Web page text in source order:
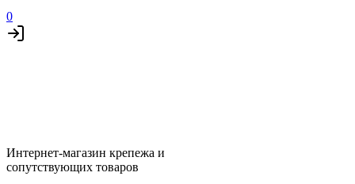
0
Интернет-магазин крепежа и
сопутствующих товаров